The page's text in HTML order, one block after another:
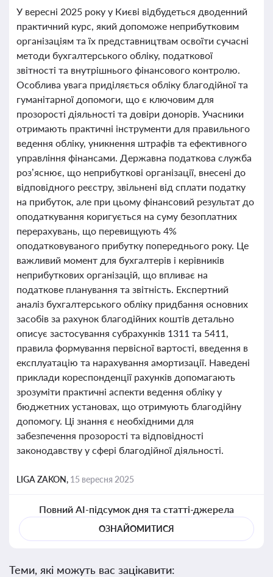
У вересні 2025 року у Києві відбудеться дводенний
практичний курс, який допоможе неприбутковим
організаціям та їх представництвам освоїти сучасні
методи бухгалтерського обліку, податкової
звітності та внутрішнього фінансового контролю.
Особлива увага приділяється обліку благодійної та
гуманітарної допомоги, що є ключовим для
прозорості діяльності та довіри донорів. Учасники
отримають практичні інструменти для правильного
ведення обліку, уникнення штрафів та ефективного
управління фінансами. Державна податкова служба
роз’яснює, що неприбуткові організації, внесені до
відповідного реєстру, звільнені від сплати податку
на прибуток, але при цьому фінансовий результат до
оподаткування коригується на суму безоплатних
перерахувань, що перевищують 4%
оподатковуваного прибутку попереднього року. Це
важливий момент для бухгалтерів і керівників
неприбуткових організацій, що впливає на
податкове планування та звітність. Експертний
аналіз бухгалтерського обліку придбання основних
засобів за рахунок благодійних коштів детально
описує застосування субрахунків 1311 та 5411,
правила формування первісної вартості, введення в
експлуатацію та нарахування амортизації. Наведені
приклади кореспонденції рахунків допомагають
зрозуміти практичні аспекти ведення обліку у
бюджетних установах, що отримують благодійну
допомогу. Ці знання є необхідними для
забезпечення прозорості та відповідності
законодавству у сфері благодійної діяльності.
LIGA ZAKON, 15 вересня 2025
Повний AI-підсумок дня та статті-джерела
ОЗНАЙОМИТИСЯ
Теми, які можуть вас зацікавити: